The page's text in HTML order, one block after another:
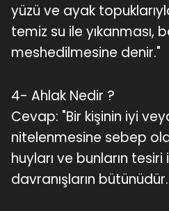
yüzü ve ayak
temiz su ile yıkanması,
meshedilmesine denir."
4- Ahlak Nedir ?
Cevap: "Bir kişinin iyi
nitelenmesine sebep
huyları ve bunların
davranışların